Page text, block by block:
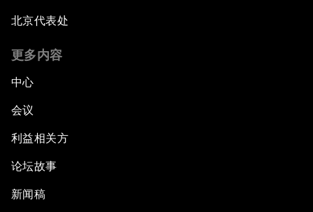
北京代表处
更多内容
中心
会议
利益相关方
论坛故事
新闻稿